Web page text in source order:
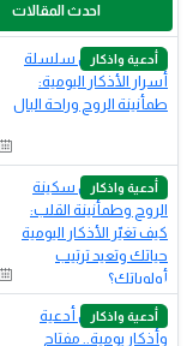
احدث المقالات
أدعية واذكار
أدعية واذكار
أدعية واذكار